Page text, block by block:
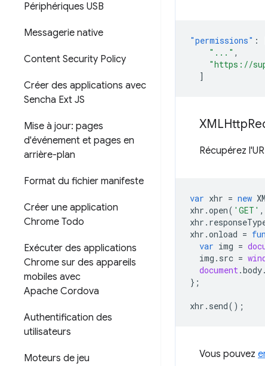
Périphériques USB
Messagerie native
Content Security Policy
Créer des applications avec
Sencha Ext JS
Mise à jour: pages
d'événement et pages en
arrière-plan
Format du fichier manifeste
Créer une application
Chrome Todo
Exécuter des applications
Chrome sur des appareils
mobiles avec
Apache Cordova
Authentification des
utilisateurs
Moteurs de jeu
"permissions" :
"..." ,
"https://
]
XMLHttp
Récupérez
var xhr = new
xhr .open( 'GET' ,
xhr .
xhr .onload =
var img =
img . src =
document.body.
};
xhr . send();
Vous pouvez